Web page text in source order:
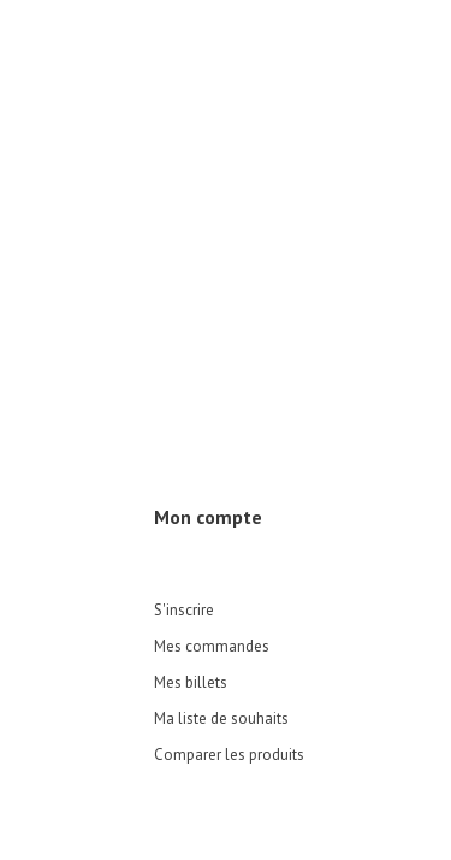
Mon compte
S'inscrire
Mes commandes
Mes billets
Ma liste de souhaits
Comparer les produits